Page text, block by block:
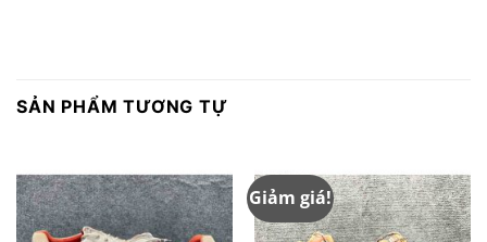
SẢN PHẨM TƯƠNG TỰ
Giảm giá!